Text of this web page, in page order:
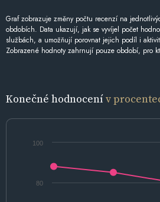
Graf zobrazuje změny počtu recenzí na
obdobích. Data ukazují, jak se vyvíjel počet
službách, a umožňují porovnat jejich podíl i
Zobrazené hodnoty zahrnují pouze období, pro
Konečné hodnocenív
80
100